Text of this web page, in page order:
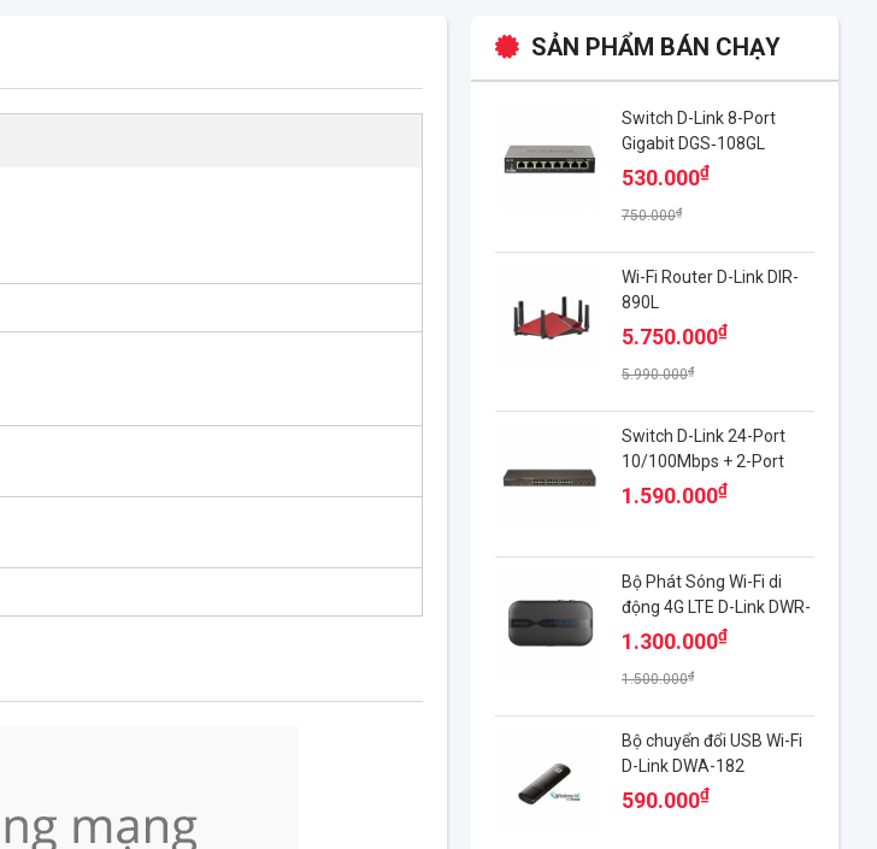
SẢN PHẨM BÁN CHẠY
Switch D-Link 8-Port
Gigabit DGS‑108GL
530.000₫
750.000₫
Wi-Fi Router D-Link DIR-
890L
5.750.000₫
5.990.000₫
Switch D-Link 24-Port
10/100Mbps + 2-Port
Gigabit DES-1026G
1.590.000₫
Bộ Phát Sóng Wi-Fi di
động 4G LTE D-Link DWR-
932C
1.300.000₫
1.500.000₫
Bộ chuyển đổi USB Wi-Fi
D-Link DWA-182
590.000₫